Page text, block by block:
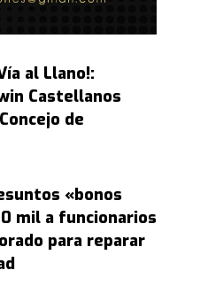
al Llano!:
Castellanos
de
«bonos
mil a funcionarios
para reparar